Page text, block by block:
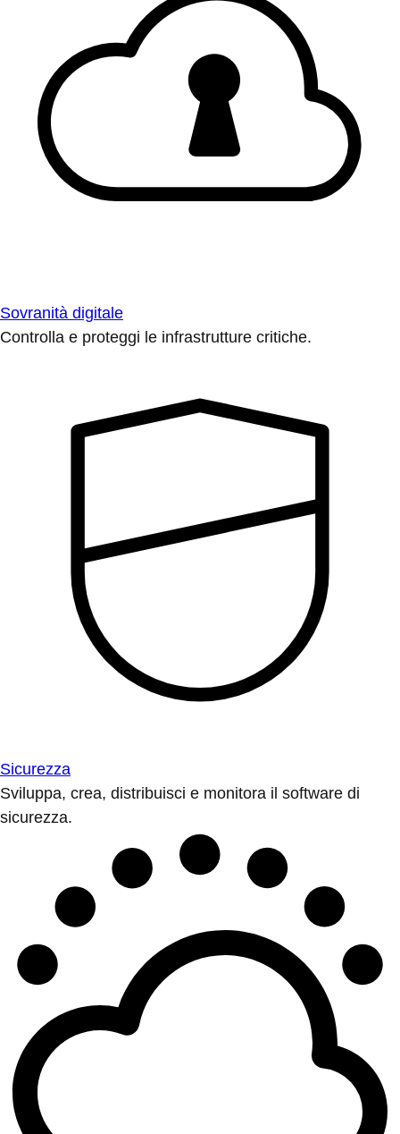
Sovranità digitale
Controlla e proteggi le infrastrutture critiche.
Sicurezza
Sviluppa, crea, distribuisci e monitora il software di
sicurezza.